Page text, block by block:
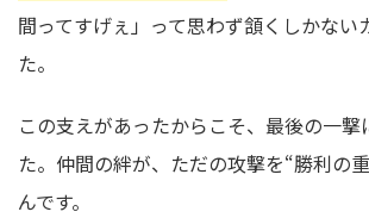
間ってすげぇ」って思わず頷くしかない
た。
この支えがあったからこそ、最後の一撃
た。仲間の絆が、ただの攻撃を“勝利の
んです。